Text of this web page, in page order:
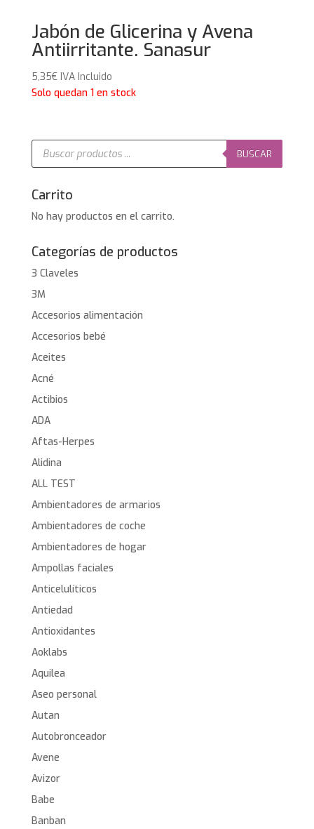
Jabón de Glicerina y Avena
Antiirritante. Sanasur
5,35€ IVA Incluido
Solo quedan 1 en stock
Búsqueda
productos
BUSCAR
Carrito
No hay productos en el carrito.
Categorías de productos
3 Claveles
3M
Accesorios alimentación
Accesorios bebé
Aceites
Acné
Actibios
ADA
Aftas-Herpes
Alidina
ALL TEST
Ambientadores de armarios
Ambientadores de coche
Ambientadores de hogar
Ampollas faciales
Anticelulíticos
Antiedad
Antioxidantes
Aoklabs
Aquilea
Aseo personal
Autan
Autobronceador
Avene
Avizor
Babe
Banban